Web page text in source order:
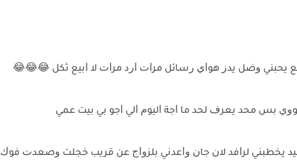
ﻭﺿﻞ ﻳﺪﺯ ﻫﻮﺍﻱ ﺭﺳﺎﺋﻞ ﻣﺮﺍﺕ ﺍﺭﺩ ﻣﺮﺍﺕ ﻻ ﺍﺑﻴﻊ ﺛﻜﻞ 😂😂😂
ﺑﺲ ﻣﺤﺪ ﻳﻌﺮﻑ ﻟﺤﺪ ﻣﺎ ﺍﺟﺔ ﺍﻟﻴﻮﻡ ﺍﻟﻲ ﺍﺟﻮ ﺑﻲ ﺑﻴﺖ ﻋﻤﻲ
ﻳﺨﻄﺒﻨﻲ ﻟﺮﺍﻓﺪ ﻻﻥ ﺟﺎﻥ ﻭﺍﻋﺪﻧﻲ ﺑﻠﺰﻭﺍﺝ ﻋﻦ ﻗﺮﻳﺐ ﺧﺠﻠﺖ ﻭﺻﻌﺪﺕ ﻓﻮﻙ